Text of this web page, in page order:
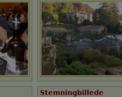
Stemningbillede